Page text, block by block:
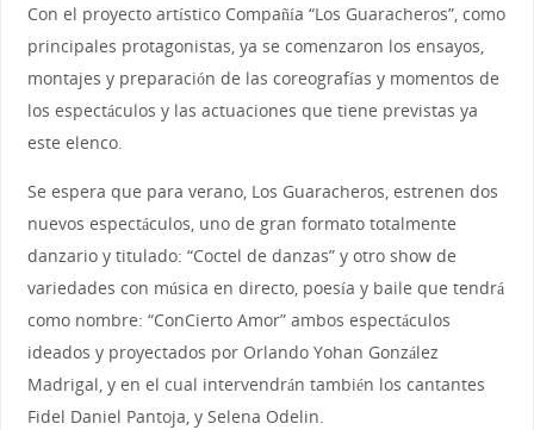
Con el proyecto artístico Compañía “Los Guaracheros”, como
principales protagonistas, ya se comenzaron los ensayos,
montajes y preparación de las coreografías y momentos de
los espectáculos y las actuaciones que tiene previstas ya
este elenco.
Se espera que para verano, Los Guaracheros, estrenen dos
nuevos espectáculos, uno de gran formato totalmente
danzario y titulado: “Coctel de danzas” y otro show de
variedades con música en directo, poesía y baile que tendrá
como nombre: “ConCierto Amor” ambos espectáculos
ideados y proyectados por Orlando Yohan González
Madrigal, y en el cual intervendrán también los cantantes
Fidel Daniel Pantoja, y Selena Odelin.